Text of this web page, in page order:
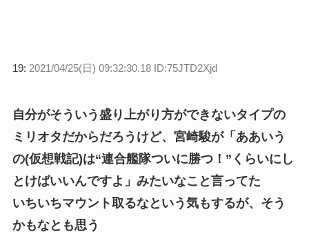
19: 2021/04/25(日) 09:32:30.18 ID:75JTD2Xjd
自分がそういう盛り上がり方ができないタイプの
ミリオタだからだろうけど、宮崎駿が「ああいう
の(仮想戦記)は“連合艦隊ついに勝つ！”くらいにし
とけばいいんですよ」みたいなこと言ってた
いちいちマウント取るなという気もするが、そう
かもなとも思う